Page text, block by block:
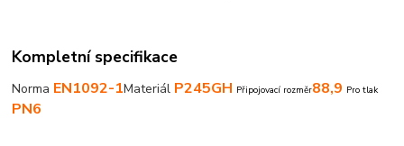
Kompletní specifikace
Norma EN1092-1Materiál P245GH Připojovací rozměr88,9 Pro tlak
PN6